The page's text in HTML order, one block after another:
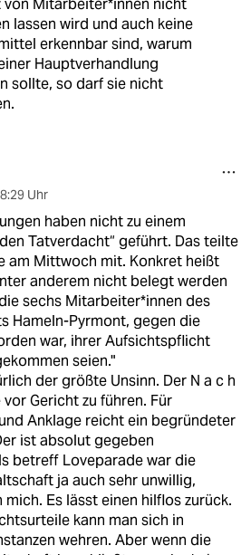
von Mitarbeiter*innen nicht
lassen wird und auch keine
erkennbar sind, warum
Hauptverhandlung
sollte, so darf sie nicht
Uhr
haben nicht zu einem
Tatverdacht“ geführt. Das teilte
am Mittwoch mit. Konkret heißt
anderem nicht belegt werden
sechs Mitarbeiter*innen des
Hameln-Pyrmont, gegen die
war, ihrer Aufsichtspflicht
seien."
der größte Unsinn. Der N a c h
vor Gericht zu führen. Für
Anklage reicht ein begründeter
ist absolut gegeben
betreff Loveparade war die
ja auch sehr unwillig,
mich. Es lässt einen hilflos zurück.
kann man sich in
wehren. Aber wenn die